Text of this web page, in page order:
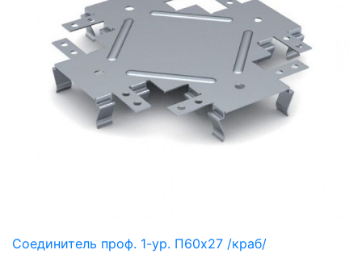
Соединитель проф. 1-ур. П60х27 /краб/